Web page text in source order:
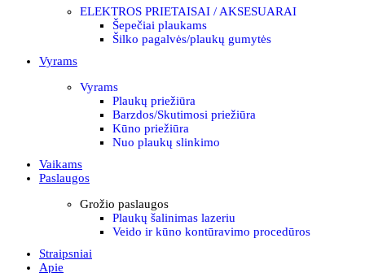
ELEKTROS PRIETAISAI / AKSESUARAI
Šepečiai plaukams
Šilko pagalvės/plaukų gumytės
Vyrams
Vyrams
Plaukų priežiūra
Barzdos/Skutimosi priežiūra
Kūno priežiūra
Nuo plaukų slinkimo
Vaikams
Paslaugos
Grožio paslaugos
Plaukų šalinimas lazeriu
Veido ir kūno kontūravimo procedūros
Straipsniai
Apie